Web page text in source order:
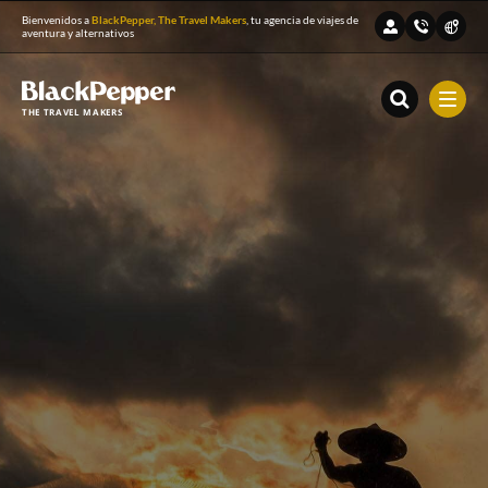
Bienvenidos aBlackPepper, The Travel Makers , tu agencia de viajes de
aventura y alternativos
THE TRAVEL MAKERS